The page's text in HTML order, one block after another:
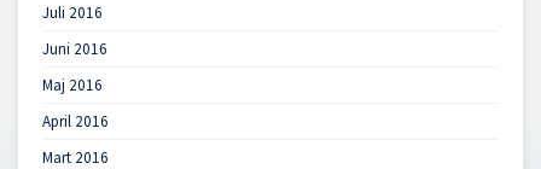
Juli 2016
Juni 2016
Maj 2016
April 2016
Mart 2016